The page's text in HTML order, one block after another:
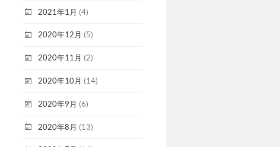
2021年1月 (4)
2020年12月 (5)
2020年11月 (2)
2020年10月 (14)
2020年9月 (6)
2020年8月 (13)